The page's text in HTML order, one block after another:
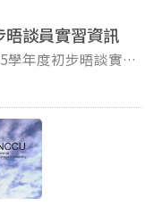
晤談員實習資訊
），須全程參與。
再協調。 (3)每